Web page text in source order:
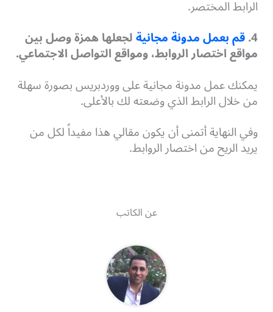
الرابط المختصر.
4. قم بعمل مدونة مجانيةلجعلها همزة وصل بين
مواقع اختصار الروابط، ومواقع التواصل الاجتماعي.
يمكنك عمل مدونة مجانية على ووردبريس بصورة سهلة
من خلال الرابط الذي وضعته لك بالأعلى.
وفي النهاية أتمنى أن يكون مقالي هذا مفيداً لكل من
يريد الريح من اختصار الروابط.
عن الكاتب